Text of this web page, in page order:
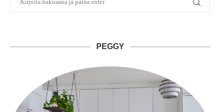
PEGGY